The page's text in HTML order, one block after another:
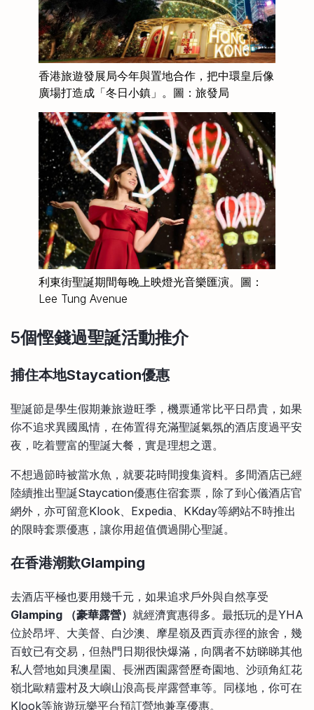
香港旅遊發展局今年與置地合作，把中環皇后像
廣場打造成「冬日小鎮」。圖：旅發局
利東街聖誕期間每晚上映燈光音樂匯演。圖：
Lee Tung Avenue
5個慳錢過聖誕活動推介
捕住本地Staycation優惠
聖誕節是學生假期兼旅遊旺季，機票通常比平日昂貴，如果
你不追求異國風情，在佈置得充滿聖誕氣氛的酒店度過平安
夜，吃着豐富的聖誕大餐，實是理想之選。
不想過節時被當水魚，就要花時間搜集資料。多間酒店已經
陸續推出聖誕Staycation優惠住宿套票，除了到心儀酒店官
網外，亦可留意Klook、Expedia、KKday等網站不時推出
的限時套票優惠，讓你用超值價過開心聖誕。
在香港潮歎Glamping
去酒店平極也要用幾千元，如果追求戶外與自然享受
Glamping （豪華露營） 就經濟實惠得多。最抵玩的是YHA
位於昂坪、大美督、白沙澳、摩星嶺及西貢赤徑的旅舍，幾
百蚊已有交易，但熱門日期很快爆滿，向隅者不妨睇睇其他
私人營地如貝澳星園、長洲西園露營歷奇園地、沙頭角紅花
嶺北歐精靈村及大嶼山浪高長岸露營車等。同樣地，你可在
Klook等旅遊玩樂平台預訂營地兼享優惠。